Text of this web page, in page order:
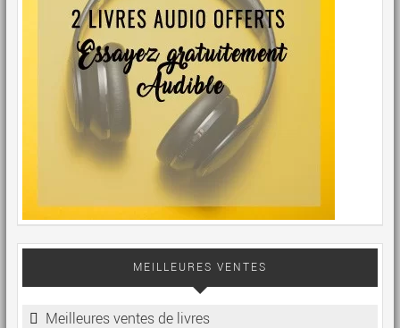
MEILLEURES VENTES
Meilleures ventes de livres